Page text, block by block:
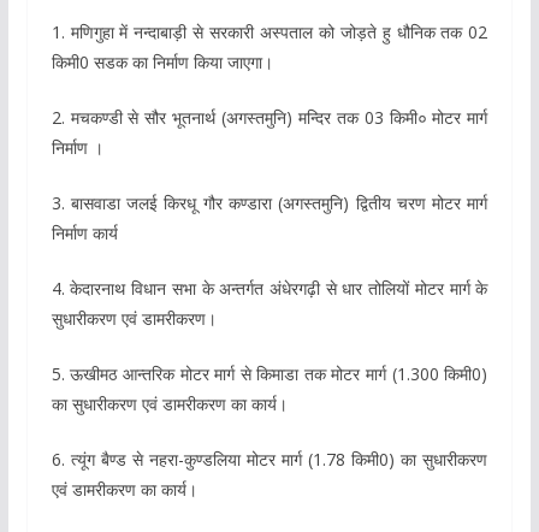
1. मणिगुहा में नन्दाबाड़ी से सरकारी अस्पताल को जोड़ते हु धौनिक तक 02
किमी0 सडक का निर्माण किया जाएगा।
2. मचकण्डी से सौर भूतनार्थ (अगस्तमुनि) मन्दिर तक 03 किमी० मोटर मार्ग
निर्माण ।
3. बासवाडा जलई किरधू गौर कण्डारा (अगस्तमुनि) द्वितीय चरण मोटर मार्ग
निर्माण कार्य
4. केदारनाथ विधान सभा के अन्तर्गत अंधेरगढ़ी से धार तोलियों मोटर मार्ग के
सुधारीकरण एवं डामरीकरण।
5. ऊखीमठ आन्तरिक मोटर मार्ग से किमाडा तक मोटर मार्ग (1.300 किमी0)
का सुधारीकरण एवं डामरीकरण का कार्य।
6. त्यूंग बैण्ड से नहरा-कुण्डलिया मोटर मार्ग (1.78 किमी0) का सुधारीकरण
एवं डामरीकरण का कार्य।